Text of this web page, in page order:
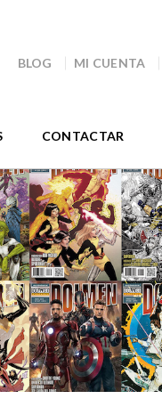
BLOG MI CUENTA
CONTACTAR